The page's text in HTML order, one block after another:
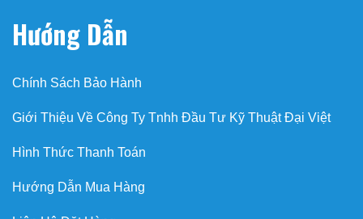
Hướng Dẫn
Chính Sách Bảo Hành
Giới Thiệu Về Công Ty Tnhh Đầu Tư Kỹ Thuật Đại Việt
Hình Thức Thanh Toán
Hướng Dẫn Mua Hàng